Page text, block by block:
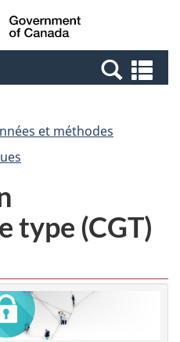
Passer
au
Passer
à
Canada
et
et méthodes
type (CGT)